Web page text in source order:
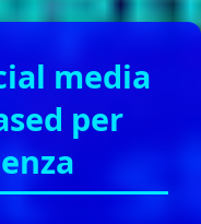
media
per